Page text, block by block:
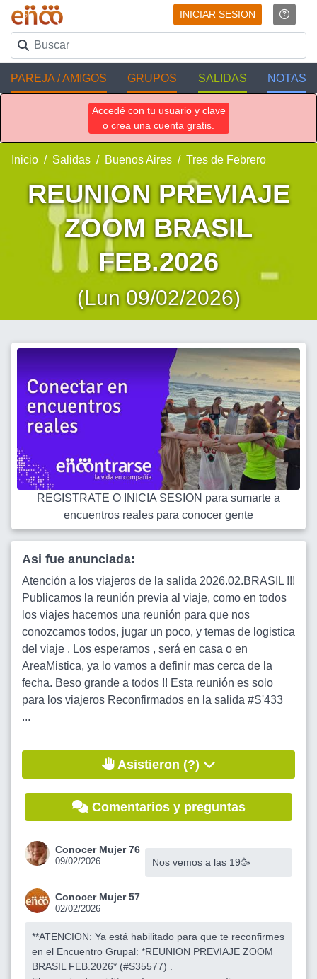
INICIAR SESION
PAREJA / AMIGOS GRUPOS SALIDAS NOTAS
Accedé con tu usuario y clave
o crea una cuenta gratis.
Inicio Salidas Buenos Aires Tres de Febrero
REUNION PREVIAJE
ZOOM BRASIL
FEB.2026
(Lun 09/02/2026)
REGISTRATE O INICIA SESION para sumarte a
encuentros reales para conocer gente
Asi fue anunciada:
Atención a los viajeros de la salida 2026.02.BRASIL !!!
Publicamos la reunión previa al viaje, como en todos
los viajes hacemos una reunión para que nos
conozcamos todos, jugar un poco, y temas de logistica
del viaje . Los esperamos , será en casa o en
AreaMistica, ya lo vamos a definir mas cerca de la
fecha. Beso grande a todos !! Esta reunión es solo
para los viajeros Reconfirmados en la salida #S'433
...
Asistieron (?)
Comentarios y preguntas
Conocer Mujer 76
09/02/2026 Nos vemos a las 19🥳
Conocer Mujer 57
02/02/2026
**ATENCION: Ya está habilitado para que te reconfirmes
en el Encuentro Grupal: *REUNION PREVIAJE ZOOM
BRASIL FEB.2026* (#S35577) .